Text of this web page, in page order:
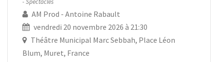
AM Prod
Antoine Rabault
vendredi 20 novembre 2026 à 21:30
Théâtre Municipal Marc Sebbah, Place Léon
Blum, Muret, France